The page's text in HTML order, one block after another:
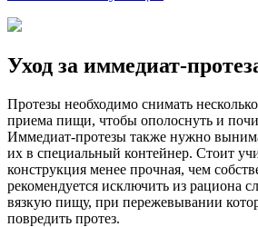
Уход за иммедиат-
Протезы необходимо снимать
приема пищи, чтобы ополоснуть и
Иммедиат-протезы также нужно
их в специальный контейнер. Стоит
конструкция менее прочная, чем
рекомендуется исключить из рациона
вязкую пищу, при пережевывании
повредить протез.